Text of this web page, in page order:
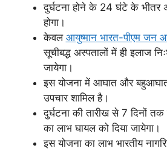
दुर्घटना होने के 24 घंटे के भीतर
होगा।
केवल आयुष्मान भारत-पीएम जन
सूचीबद्ध अस्पतालों में ही इलाज
जायेगा।
इस योजना में आघात और
उपचार शामिल है।
दुर्घटना की तारीख से 7 दिनों
का लाभ घायल को दिया जायेगा।
इस योजना का लाभ भारतीय